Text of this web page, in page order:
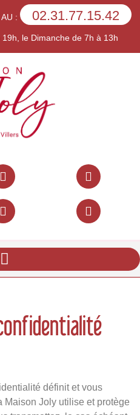
: 02.31.77.15.42
le Dimanche de 7h à 13h
définit et vous
Maison Joly utilise et protège